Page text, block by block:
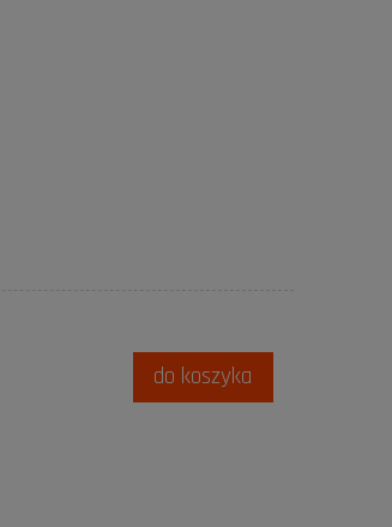
do koszyka